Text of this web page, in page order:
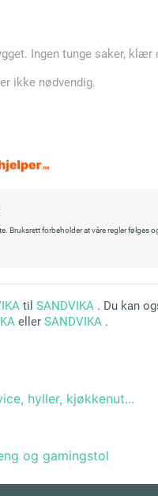
Ingen tunge saker, klær
ikke nødvendig.
Bruksrett forbeholder at våre regler følges
til SANDVIKA . Du kan
eller SANDVIKA .
hyller, kjøkkenut...
og gamingstol